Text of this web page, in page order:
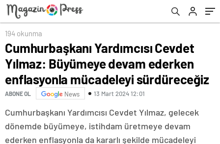
mücadeleyi sürdüreceğiz
194 okunma
Cumhurbaşkanı Yardımcısı Cevdet
Yılmaz: Büyümeye devam ederken
enflasyonla mücadeleyi sürdüreceğiz
ABONE OL News 13 Mart 2024 12:01
Cumhurbaşkanı Yardımcısı Cevdet Yılmaz, gelecek
dönemde büyümeye, istihdam üretmeye devam
ederken enflasyonla da kararlı şekilde mücadeleyi